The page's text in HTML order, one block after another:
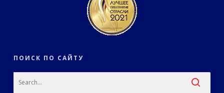
ПОИСК ПО САЙТУ